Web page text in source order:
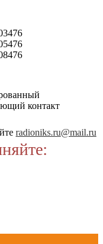
контакт
radioniks.ru@mail.ru